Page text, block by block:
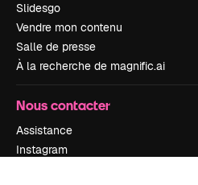
Slidesgo
Vendre mon contenu
Salle de presse
À la recherche de magnific.ai
Nous contacter
Assistance
Instagram